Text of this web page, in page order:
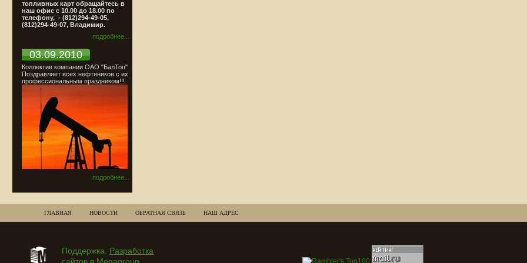
топливных карт обращайтесь в
наш офис с 10.00 до 18.00 по
телефону, - (812)294-49-05,
(812)294-49-07, Владимир.
подробнее...
03.09.2010
Коллектив компании ОАО "БалТоп"
Поздравляет всех нефтяников с их
профессиональным праздником!!!
подробнее...
ГЛАВНАЯ НОВОСТИ ОБРАТНАЯ СВЯЗЬ НАШ АДРЕС
Поддержка. Разработка